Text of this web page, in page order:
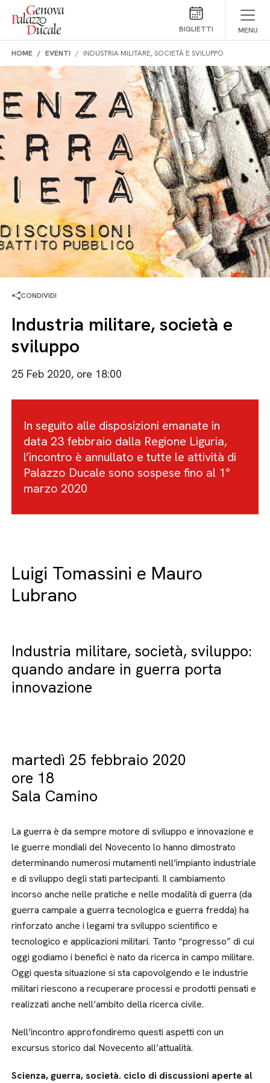
Salta al contenuto
BIGLIETTI MENU
HOME EVENTI INDUSTRIA MILITARE, SOCIETÀ E SVILUPPO
CONDIVIDI
Industria militare, società e
sviluppo
25 Feb 2020, ore 18:00
In seguito alle disposizioni emanate in
data 23 febbraio dalla Regione Liguria,
l’incontro è annullato e tutte le attività di
Palazzo Ducale sono sospese fino al 1°
marzo 2020
Luigi Tomassini e Mauro
Lubrano
Industria militare, società, sviluppo:
quando andare in guerra porta
innovazione
martedì 25 febbraio 2020
ore 18
Sala Camino
La guerra è da sempre motore di sviluppo e innovazione e
le guerre mondiali del Novecento lo hanno dimostrato
determinando numerosi mutamenti nell’impianto industriale
e di sviluppo degli stati partecipanti. Il cambiamento
incorso anche nelle pratiche e nelle modalità di guerra (da
guerra campale a guerra tecnologica e guerra fredda) ha
rinforzato anche i legami tra sviluppo scientifico e
tecnologico e applicazioni militari. Tanto “progresso” di cui
oggi godiamo i benefici è nato da ricerca in campo militare.
Oggi questa situazione si sta capovolgendo e le industrie
militari riescono a recuperare processi e prodotti pensati e
realizzati anche nell’ambito della ricerca civile.
Nell’incontro approfondiremo questi aspetti con un
excursus storico dal Novecento all’attualità.
Scienza, guerra, società. ciclo di discussioni aperte al